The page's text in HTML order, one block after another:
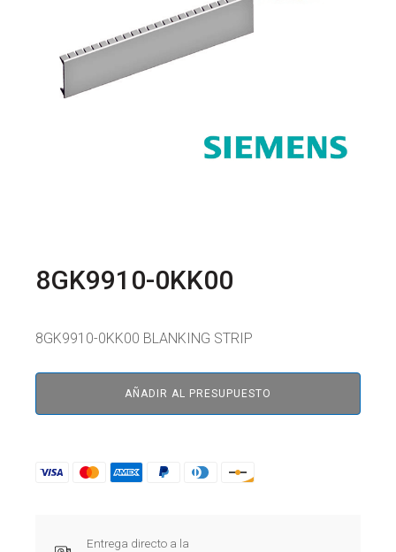
8GK9910-0KK00
8GK9910-0KK00 BLANKING STRIP
AÑADIR AL PRESUPUESTO
Entrega directo a la